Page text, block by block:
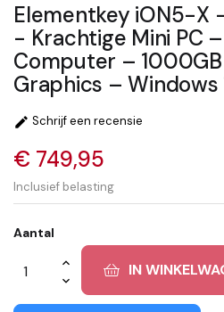
Elementkey iON5-X
- Krachtige Mini PC
Computer – 1000GB
Graphics – Windows
 Schrijf een recensie
€ 749,95
Inclusief belasting
Aantal
IN